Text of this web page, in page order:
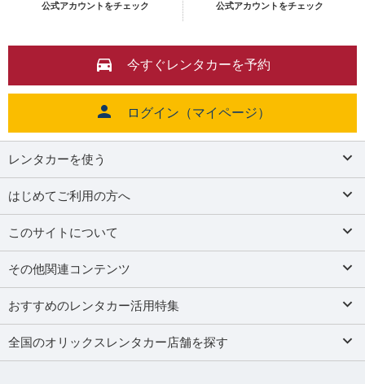
公式アカウントをチェック
公式アカウントをチェック
今すぐレンタカーを予約
ログイン（マイページ）
レンタカーを使う
はじめてご利用の方へ
このサイトについて
その他関連コンテンツ
おすすめのレンタカー活用特集
全国のオリックスレンタカー店舗を探す